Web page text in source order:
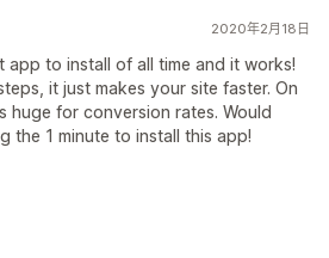
2020年2月18日
app to install of all time and it works!
it just makes your site faster. On
huge for conversion rates. Would
the 1 minute to install this app!